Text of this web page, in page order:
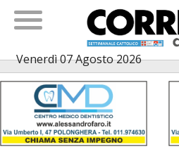
Venerdì 07 Agosto 2026